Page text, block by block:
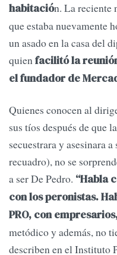
habitación. La reciente
que estaba nuevamente
un asado en la casa del
quienfacilitó la
el fundador de
Quienes conocen al
sus tíos después de que
secuestrara y asesinara
recuadro), no se
a ser De Pedro. “Habla
con los peronistas.
PRO, con
metódico y además, no
describen en el Instituto